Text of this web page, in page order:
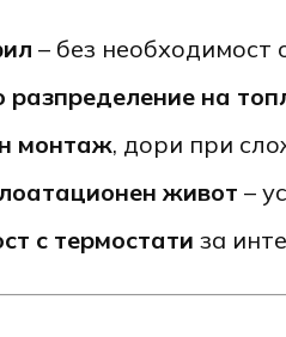
– без необходимост
разпределение на
монтаж, дори при
живот –
с термостати за